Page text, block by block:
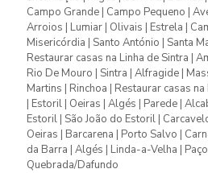
Campo Grande | Campo Pequeno |
Arroios | Lumiar | Olivais | Estrela |
Misericórdia | Santo António | Santa
Restaurar casas na Linha de Sintra |
Rio De Mouro | Sintra | Alfragide |
Martins | Rinchoa | Restaurar casas
| Estoril | Oeiras | Algés | Parede |
Estoril | São João do Estoril |
Oeiras | Barcarena | Porto Salvo |
da Barra | Algés | Linda-a-Velha |
Quebrada/Dafundo